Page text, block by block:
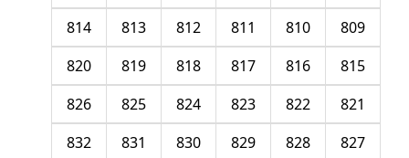
809
810
811
812
813
814
815
816
817
818
819
820
821
822
823
824
825
826
827
828
829
830
831
832